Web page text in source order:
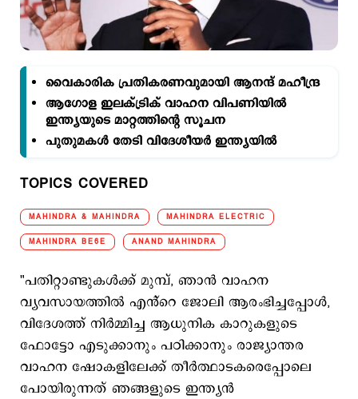
TOPICS COVERED
MAHINDRA & MAHINDRA MAHINDRA ELECTRIC
MAHINDRA BE6E ANAND MAHINDRA
വൈകാരിക പ്രതികരണവുമായി ആനന്ദ് മഹീന്ദ്ര
ആഗോള ഇലക്‌ട്രിക് വാഹന വിപണിയിൽ
ഇന്ത്യയുടെ മാറ്റത്തിന്‍റെ സൂചന
പുതുമകള്‍ തേടി വിദേശീയര്‍ ഇന്ത്യയില്‍
"പതിറ്റാണ്ടുകൾക്ക് മുമ്പ്, ഞാൻ വാഹന
വ്യവസായത്തിൽ എൻ്റെ ജോലി ആരംഭിച്ചപ്പോൾ,
വിദേശത്ത് നിർമ്മിച്ച ആധുനിക കാറുകളുടെ
ഫോട്ടോ എടുക്കാനും പഠിക്കാനും രാജ്യാന്തര
വാഹന ഷോകളിലേക്ക് തീർത്ഥാടകരെപ്പോലെ
പോയിരുന്നത് ഞങ്ങളുടെ ഇന്ത്യൻ